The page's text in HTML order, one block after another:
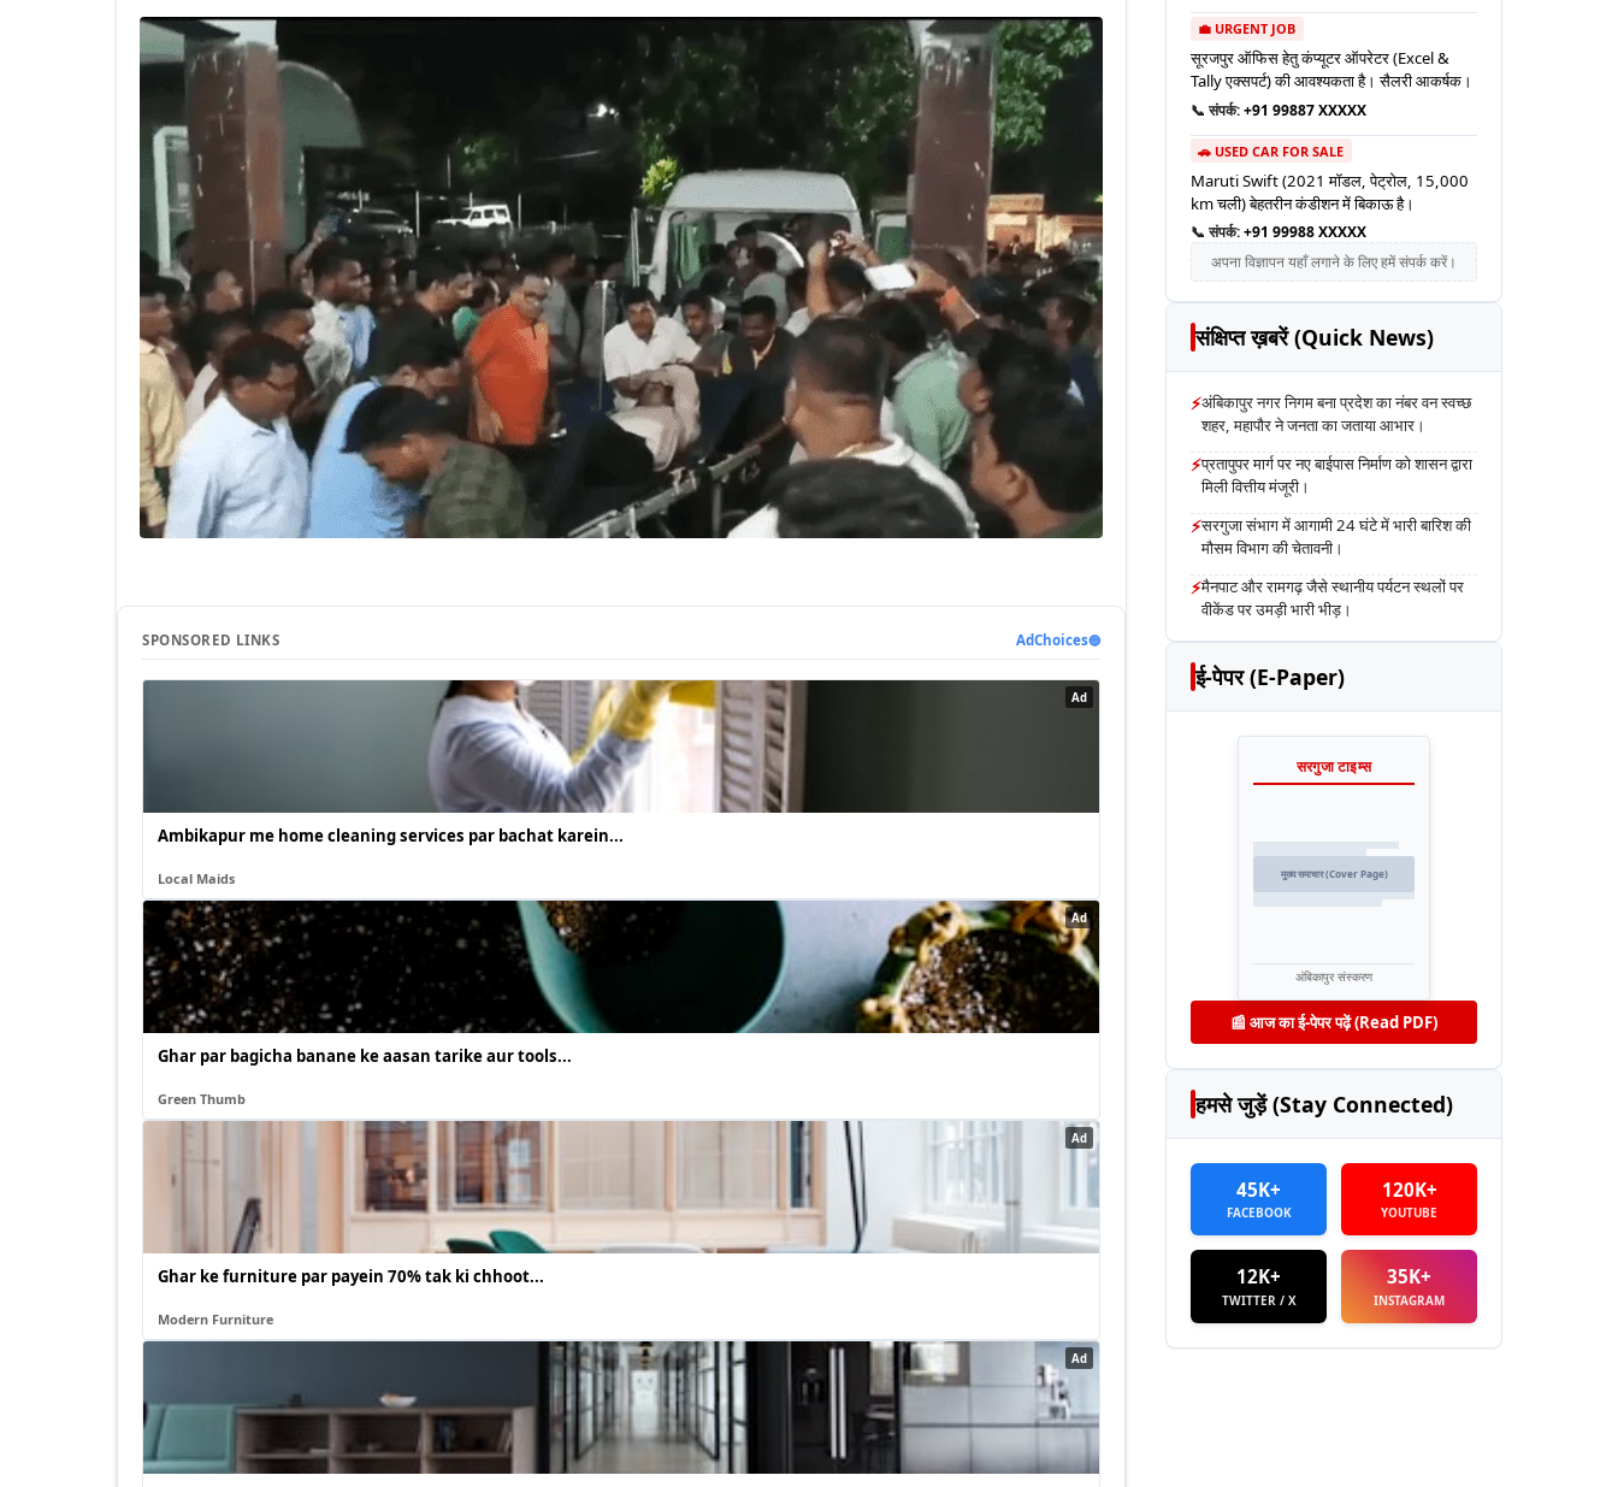
SPONSORED LINKS AdChoices🔵
Ad
Ambikapur me home cleaning services par bachat karein...
Local Maids
Ad
Ghar par bagicha banane ke aasan tarike aur tools...
Green Thumb
Ad
Ghar ke furniture par payein 70% tak ki chhoot...
Modern Furniture
Ad
💼 URGENT JOB
सूरजपुर ऑफिस हेतु कंप्यूटर ऑपरेटर (Excel &
Tally एक्सपर्ट) की आवश्यकता है। सैलरी आकर्षक।
📞 संपर्क:+91 99887 XXXXX
🚗 USED CAR FOR SALE
Maruti Swift (2021 मॉडल, पेट्रोल, 15,000
km चली) बेहतरीन कंडीशन में बिकाऊ है।
📞 संपर्क:+91 99988 XXXXX
अपना विज्ञापन यहाँ लगाने के लिए हमें संपर्क करें।
संक्षिप्त ख़बरें (Quick News)
⚡अंबिकापुर नगर निगम बना प्रदेश का नंबर वन स्वच्छ
शहर, महापौर ने जनता का जताया आभार।
⚡प्रतापुपर मार्ग पर नए बाईपास निर्माण को शासन द्वारा
मिली वित्तीय मंजूरी।
⚡सरगुजा संभाग में आगामी 24 घंटे में भारी बारिश की
मौसम विभाग की चेतावनी।
⚡मैनपाट और रामगढ़ जैसे स्थानीय पर्यटन स्थलों पर
वीकेंड पर उमड़ी भारी भीड़।
ई-पेपर (E-Paper)
सरगुजा टाइम्स
मुख्य समाचार (Cover Page)
अंबिकापुर संस्करण
📰 आज का ई-पेपर पढ़ें (Read PDF)
हमसे जुड़ें (Stay Connected)
45K+
FACEBOOK
120K+
YOUTUBE
12K+
TWITTER / X
35K+
INSTAGRAM